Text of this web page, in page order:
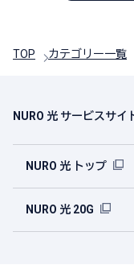
TOP カテゴリー一覧
NURO 光 サービスサイ
NURO 光 トップ
NURO 光 20G